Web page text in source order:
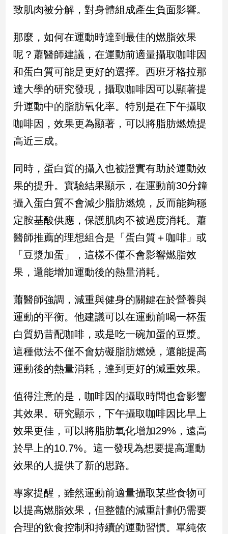
兩
國
際
會/
地
方
新
冠
毒
區
南
台
觀
點
南
灣
觀
點
樂
娛
星
聞
流
行/
時
追
致肌肉被分解，對身體組成產生負面影響。
那麼，如何在運動時達到最佳的燃脂效果
呢？蕭醫師建議，在運動前適量攝取咖啡因
和蛋白質可能是更好的選擇。西班牙格拉那
達大學的研究發現，攝取咖啡因可以顯著提
升運動中的脂肪氧化率。特別是在下午攝取
咖啡因，效果更為顯著，可以將脂肪燃燒提
高近三成。
同時，蛋白質的攝入也被證實有助於運動效
果的提升。實驗結果顯示，在運動前30分鐘
攝入蛋白質不會減少脂肪燃燒，反而能夠穩
定胺基酸供應，保護肌肉不被過度消耗。蕭
醫師推薦的理想組合是「蛋白質＋咖啡」或
「豆漿加蛋」，這樣不僅不會影響燃脂效
果，還能增加運動後的熱量消耗。
蕭醫師強調，減重與健身的關鍵在於營養與
運動的平衡。他建議可以在運動前喝一杯蛋
白質奶昔配咖啡，或是吃一碗加蛋的豆漿。
這種做法不僅不會妨礙脂肪燃燒，還能提高
運動後的熱量消耗，達到更好的減重效果。
值得注意的是，咖啡因的攝取時間也會影響
其效果。研究顯示，下午攝取咖啡因比早上
效果更佳，可以將脂肪氧化增加29%，遠高
於早上的10.7%。這一發現為想要提高運動
效果的人提供了新的思路。
專家提醒，雖然運動前適量攝取某些食物可
以提高燃脂效果，但整體的減重計劃仍需要
合理的飲食控制和持續的運動習慣。單純依